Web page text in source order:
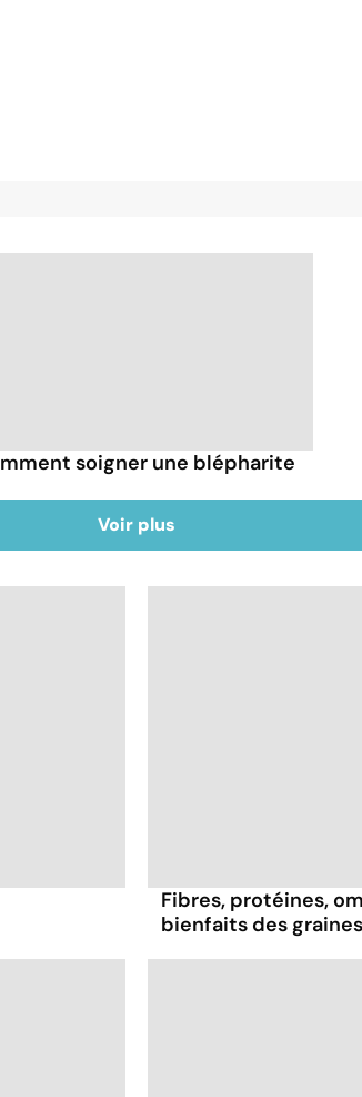
soigner une blépharite
Voir plus
Fibres, protéines,
bienfaits des